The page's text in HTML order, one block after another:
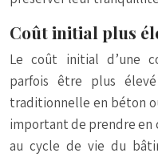
Coût initial plus
Le coût initial d’une
parfois être plus
traditionnelle en béton
important de prendre en
au cycle de vie du